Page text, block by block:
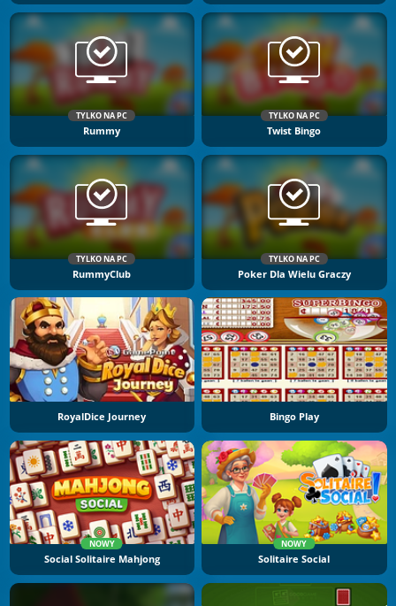
TYLKO NA PC
Rummy
TYLKO NA PC
Twist Bingo
TYLKO NA PC
RummyClub
TYLKO NA PC
Poker Dla Wielu Graczy
RoyalDice Journey Bingo Play
NOWY
Social Solitaire Mahjong
NOWY
Solitaire Social